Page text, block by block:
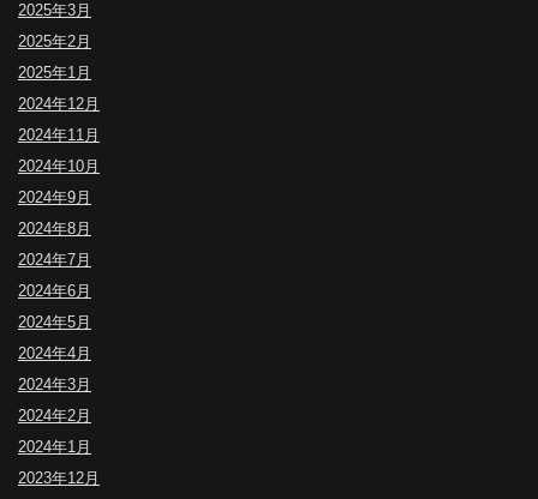
2025年3月
2025年2月
2025年1月
2024年12月
2024年11月
2024年10月
2024年9月
2024年8月
2024年7月
2024年6月
2024年5月
2024年4月
2024年3月
2024年2月
2024年1月
2023年12月